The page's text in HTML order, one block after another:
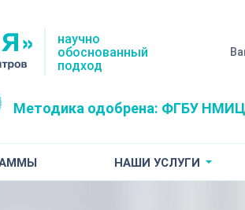
научно
обоснованный
подход
Методика одобрена: ФГБУ НМИЦ
НАШИ УСЛУГИ